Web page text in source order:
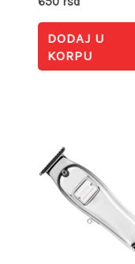
DODAJ U
KORPU